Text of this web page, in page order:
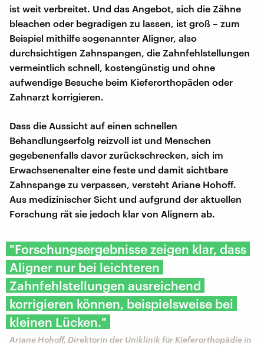
ist weit verbreitet. Und das Angebot, sich die Zähne
bleachen oder begradigen zu lassen, ist groß – zum
Beispiel mithilfe sogenannter Aligner, also
durchsichtigen Zahnspangen, die Zahnfehlstellungen
vermeintlich schnell, kostengünstig und ohne
aufwendige Besuche beim Kieferorthopäden oder
Zahnarzt korrigieren.
Dass die Aussicht auf einen schnellen
Behandlungserfolg reizvoll ist und Menschen
gegebenenfalls davor zurückschrecken, sich im
Erwachsenenalter eine feste und damit sichtbare
Zahnspange zu verpassen, versteht Ariane Hohoff.
Aus medizinischer Sicht und aufgrund der aktuellen
Forschung rät sie jedoch klar von Alignern ab.
"Forschungsergebnisse zeigen klar, dass
Aligner nur bei leichteren
Zahnfehlstellungen ausreichend
korrigieren können, beispielsweise bei
kleinen Lücken."
Ariane Hohoff, Direktorin der Uniklinik für Kieferorthopädie in